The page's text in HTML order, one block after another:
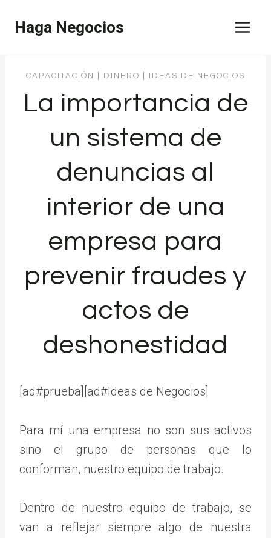
Haga Negocios
CAPACITACIÓN DINERO IDEAS DE NEGOCIOS
La importancia de
un sistema de
denuncias al
interior de una
empresa para
prevenir fraudes y
actos de
deshonestidad
[ad#prueba][ad#Ideas de Negocios]
Para mí una empresa no son sus activos
sino el grupo de personas que lo
conforman, nuestro equipo de trabajo.
Dentro de nuestro equipo de trabajo, se
van a reflejar siempre algo de nuestra